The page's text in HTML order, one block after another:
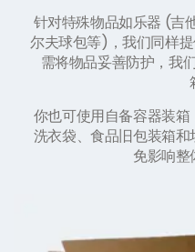
针对特殊物品如乐器 (吉
尔夫球包等)，我们同样
需将物品妥善防护，我
你也可使用自备容器装箱
洗衣袋、食品旧包装箱
免影响整